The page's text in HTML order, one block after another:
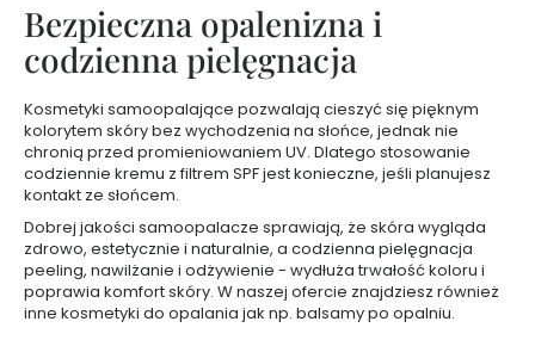
y
k
i
d
m
a
k
i
j
a
ż
u
K
o
s
m
e
Bezpieczna opalenizna i
codzienna pielęgnacja
Kosmetyki samoopalające pozwalają cieszyć się pięknym
kolorytem skóry bez wychodzenia na słońce, jednak nie
chronią przed promieniowaniem UV. Dlatego stosowanie
codziennie kremu z filtrem SPF jest konieczne, jeśli planujesz
kontakt ze słońcem.
Dobrej jakości samoopalacze sprawiają, że skóra wygląda
zdrowo, estetycznie i naturalnie, a codzienna pielęgnacja
peeling, nawilżanie i odżywienie - wydłuża trwałość koloru i
poprawia komfort skóry. W naszej ofercie znajdziesz również
inne kosmetyki do opalania jak np. balsamy po opalniu.